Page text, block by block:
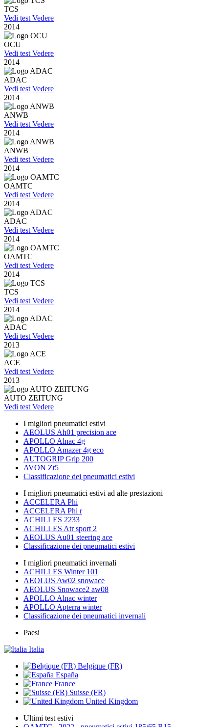
TCS
Vedi test Vedere
2014
OCU
Vedi test Vedere
2014
ADAC
Vedi test Vedere
2014
ANWB
Vedi test Vedere
2014
ANWB
Vedi test Vedere
2014
OAMTC
Vedi test Vedere
2014
ADAC
Vedi test Vedere
2014
OAMTC
Vedi test Vedere
2014
TCS
Vedi test Vedere
2014
ADAC
Vedi test Vedere
2013
ACE
Vedi test Vedere
2013
AUTO ZEITUNG
Vedi test Vedere
I migliori pneumatici estivi
AEOLUS Ah01 precision ace
APOLLO Alnac 4g
APOLLO Amazer 4g eco
AUTOGRIP Grip 200
AVON Zt5
Classificazione dei pneumatici estivi
I migliori pneumatici estivi ad alte prestazioni
ACCELERA Phi
ACCELERA Phi r
ACHILLES 2233
ACHILLES Atr sport 2
AEOLUS Au01 steering ace
Classificazione dei pneumatici estivi
I migliori pneumatici invernali
ACHILLES Winter 101
AEOLUS Aw02 snowace
AEOLUS Snowace2 aw08
APOLLO Alnac winter
APOLLO Apterra winter
Classificazione dei pneumatici invernali
Paesi
Italia
Belgique (FR)
España
France
Suisse (FR)
United Kingdom
Ultimi test estivi